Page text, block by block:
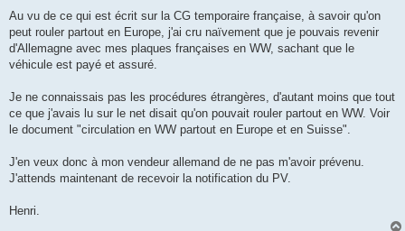
s
a
g
Au vu de ce qui est écrit sur la CG temporaire française, à savoir qu'on
peut rouler partout en Europe, j'ai cru naïvement que je pouvais revenir
d'Allemagne avec mes plaques françaises en WW, sachant que le
véhicule est payé et assuré.
Je ne connaissais pas les procédures étrangères, d'autant moins que tout
ce que j'avais lu sur le net disait qu'on pouvait rouler partout en WW. Voir
le document "circulation en WW partout en Europe et en Suisse".
J'en veux donc à mon vendeur allemand de ne pas m'avoir prévenu.
J'attends maintenant de recevoir la notification du PV.
Henri.